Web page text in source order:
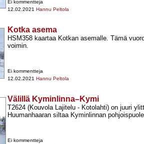
Ei kommentteja
12.02.2021 Hannu Peltola
Kotka asema
HSM358 kaartaa Kotkan asemalle. Tämä
voimin.
Ei kommentteja
12.02.2021 Hannu Peltola
Välillä Kyminlinna–Kymi
T2624 (Kouvola Lajitelu -​ Kotolahti) on juuri
Huumanhaaran siltaa Kyminlinnan
Ei kommentteja